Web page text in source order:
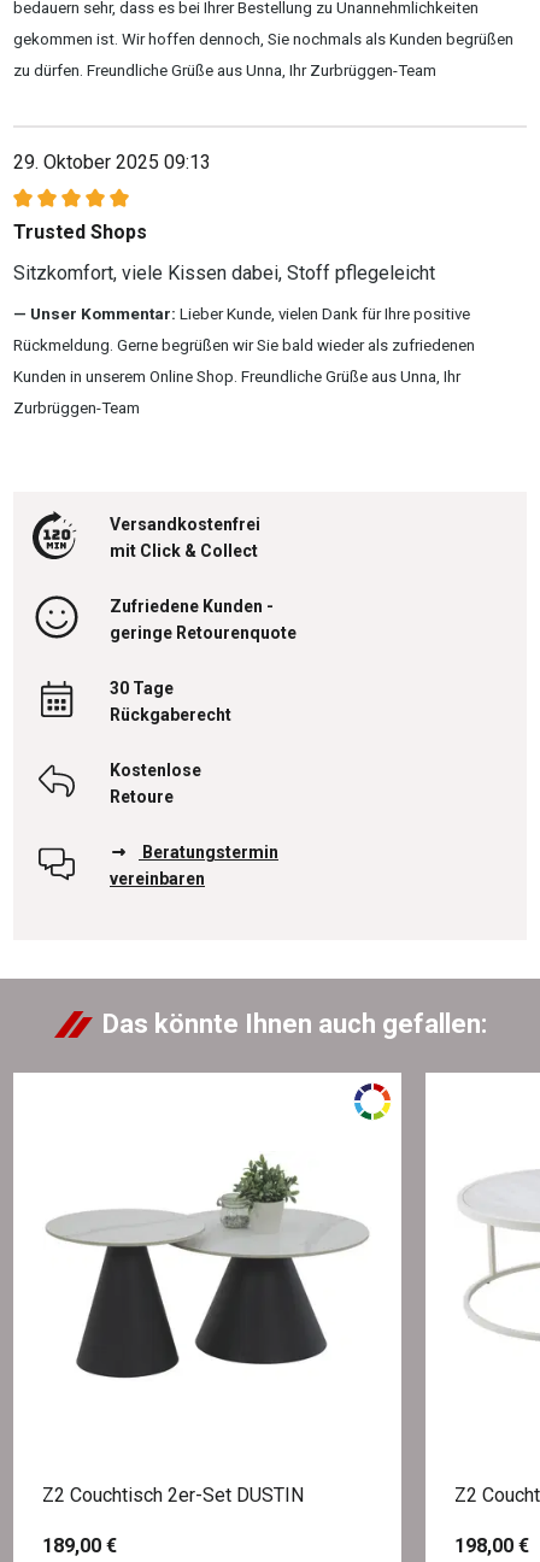
bedauern sehr, dass es bei Ihrer Bestellung zu Unannehmlichkeiten
gekommen ist. Wir hoffen dennoch, Sie nochmals als Kunden begrüßen
zu dürfen. Freundliche Grüße aus Unna, Ihr Zurbrüggen-Team
29. Oktober 2025 09:13
Bewertung mit 5 von 5 Sternen
Trusted Shops
Sitzkomfort, viele Kissen dabei, Stoff pflegeleicht
Unser Kommentar: Lieber Kunde, vielen Dank für Ihre positive
Rückmeldung. Gerne begrüßen wir Sie bald wieder als zufriedenen
Kunden in unserem Online Shop. Freundliche Grüße aus Unna, Ihr
Zurbrüggen-Team
Versandkostenfrei
mit Click & Collect
Zufriedene Kunden -
geringe Retourenquote
30 Tage
Rückgaberecht
Kostenlose
Retoure
Beratungstermin
vereinbaren
Das könnte Ihnen auch gefallen:
Z2 Couchtisch 2er-Set DUSTIN
189,00 €
Z2
198,00 €